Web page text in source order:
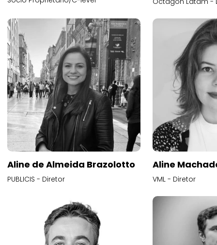
Aline de Almeida Brazolotto
PUBLICIS - Diretor
Aline
VML - Diretor